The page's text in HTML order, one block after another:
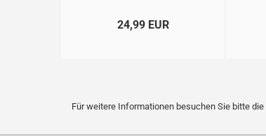
24,99 EUR
Für weitere Informationen besuchen Sie bitte die